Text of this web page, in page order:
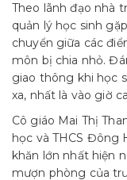
Theo lãnh đạo nhà
quản lý học sinh
chuyển giữa các
môn bị chia nhỏ.
giao thông khi học
xa, nhất là vào giờ
Cô giáo Mai Thị
học và THCS Đông
khăn lớn nhất hiện
mượn phòng của